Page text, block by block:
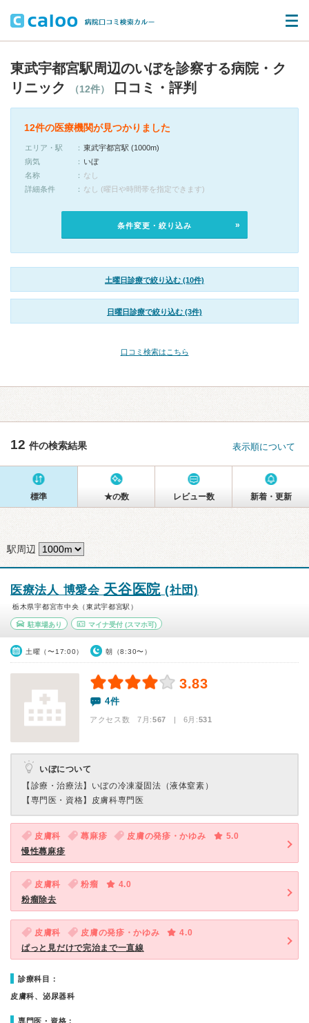
東武宇都宮駅周辺のいぼを診察する病院・ク
リニック
（12件） 口コミ・評判
12件の医療機関が見つかりました
エリア・駅
東武宇都宮駅 (1000m)
病気
いぼ
名称
なし
詳細条件
なし (曜日や時間帯を指定できます)
条件変更・絞り込み
土曜日診療で絞り込む (10件)
日曜日診療で絞り込む (3件)
口コミ検索はこちら
12 件の検索結果 表示順について
標準 ★の数 レビュー数 新着・更新
駅周辺
医療法人 博愛会 天谷医院 (社団)
栃木県宇都宮市中央（東武宇都宮駅）
駐車場あり マイナ受付(スマホ可)
土曜（〜17:00） 朝（8:30〜）
3.83
4件
アクセス数 7月:567 | 6月:531
いぼについて
【診療・治療法】 いぼの冷凍凝固法（液体窒素）
【専門医・資格】 皮膚科専門医
皮膚科 蕁麻疹 皮膚の発疹・かゆみ
5.0
慢性蕁麻疹
皮膚科 粉瘤
4.0
粉瘤除去
皮膚科 皮膚の発疹・かゆみ
4.0
ぱっと見だけで完治まで一直線
診療科目：
皮膚科、泌尿器科
専門医・資格：